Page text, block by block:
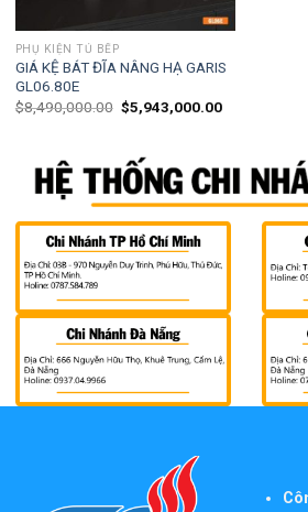
PHỤ KIỆN TỦ BẾP
GIÁ KỆ BÁT ĐĨA NÂNG HẠ GARIS
GL06.80E
$8,490,000.00 $5,943,000.00